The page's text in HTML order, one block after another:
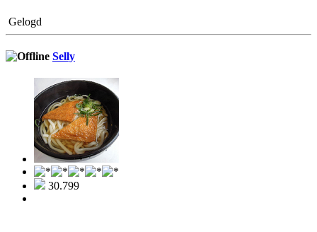
Gelogd
Selly
30.799